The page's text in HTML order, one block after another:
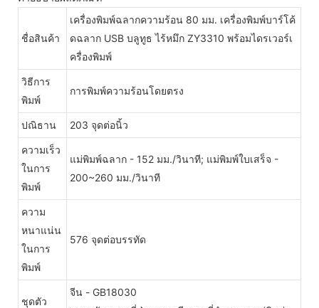
ชื่อสินค้า
เครื่องพิมพ์ฉลากความร้อน 80 มม. เครื่องพิมพ์บาร์โค้
ดฉลาก USB บลูทูธ ไร้หมึก ZY3310 พร้อมไดรเวอร์เ
ครื่องพิมพ์
วิธีการ
พิมพ์
การพิมพ์ความร้อนโดยตรง
ปณิธาน 203 จุดต่อนิ้ว
ความเร็ว
ในการ
พิมพ์
แม่พิมพ์ฉลาก - 152 มม./วินาที; แม่พิมพ์ใบเสร็จ -
200~260 มม./วินาที
ความ
หนาแน่น
ในการ
พิมพ์
576 จุดต่อบรรทัด
ชุดตัว
จีน - GB18030